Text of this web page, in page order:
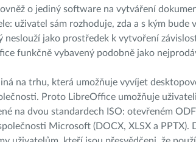
o jediný software na vytváření
uživatel sám rozhoduje, zda a s kým bude
jako prostředek k vytvoření
funkčně vybavený podobně jako
na trhu, která umožňuje vyvíjet
Proto LibreOffice umožňuje
na dvou standardech ISO: otevřeném
Microsoft (DOCX, XLSX a PPTX).